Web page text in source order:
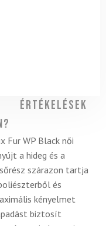
Értékelések
Fur WP Black női
a hideg és a
szárazon tartja
és
kényelmet
biztosít